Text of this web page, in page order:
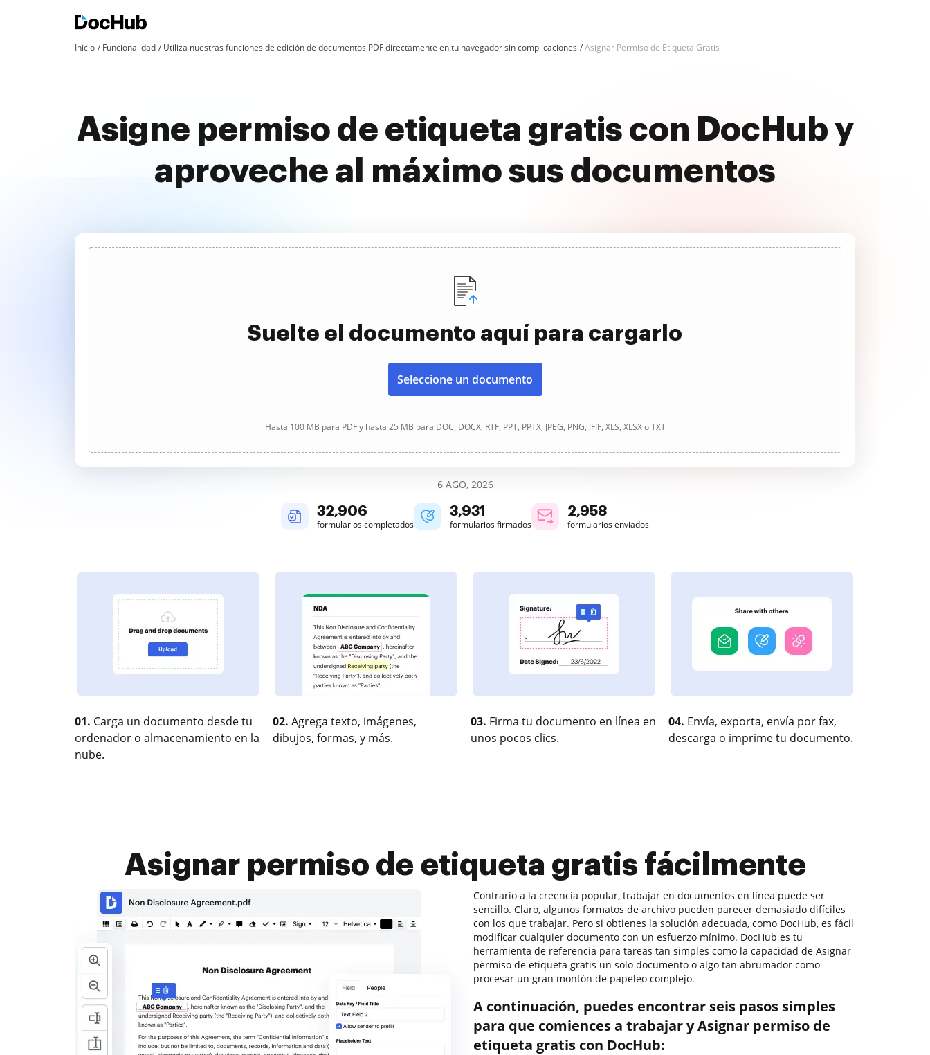
Inicio Funcionalidad Utiliza nuestras funciones de edición de documentos PDF directamente en tu navegador sin complicaciones Asignar Permiso de Etiqueta Gratis
Asigne permiso de etiqueta gratis con DocHub y
aproveche al máximo sus documentos
Suelte el documento aquí para cargarlo
Seleccione un documento
Hasta 100 MB para PDF y hasta 25 MB para DOC, DOCX, RTF, PPT, PPTX, JPEG, PNG, JFIF, XLS, XLSX o TXT
6 AGO, 2026
32,908
formularios completados
3,931
formularios firmados
2,958
formularios enviados
01. Carga un documento desde tu
ordenador o almacenamiento en la
nube.
02. Agrega texto, imágenes,
dibujos, formas, y más.
03. Firma tu documento en línea en
unos pocos clics.
04. Envía, exporta, envía por fax,
descarga o imprime tu documento.
Asignar permiso de etiqueta gratis fácilmente
Contrario a la creencia popular, trabajar en documentos en línea puede ser
sencillo. Claro, algunos formatos de archivo pueden parecer demasiado difíciles
con los que trabajar. Pero si obtienes la solución adecuada, como DocHub, es fácil
modificar cualquier documento con un esfuerzo mínimo. DocHub es tu
herramienta de referencia para tareas tan simples como la capacidad de Asignar
permiso de etiqueta gratis un solo documento o algo tan abrumador como
procesar un gran montón de papeleo complejo.
A continuación, puedes encontrar seis pasos simples
para que comiences a trabajar y Asignar permiso de
etiqueta gratis con DocHub: